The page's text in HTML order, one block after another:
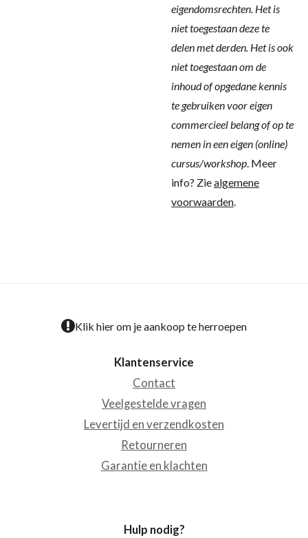
eigendomsrechten. Het is
niet toegestaan deze te
delen met derden. Het is ook
niet toegestaan om de
inhoud of opgedane kennis
te gebruiken voor eigen
commercieel belang of op te
nemen in een eigen (online)
cursus/workshop. Meer
info? Ziealgemene
voorwaarden.
Klik hier om je aankoop te herroepen
Klantenservice
Contact
Veelgestelde vragen
Levertijd en verzendkosten
Retourneren
Garantie en klachten
Hulp nodig?